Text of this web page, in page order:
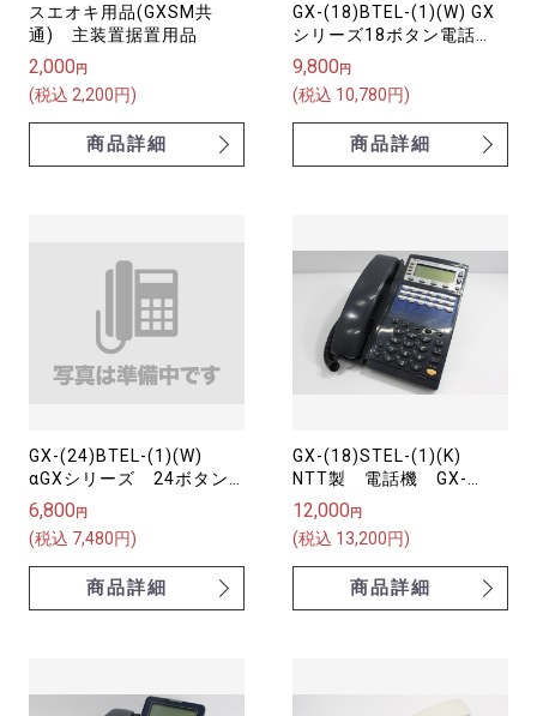
スエオキ用品(GXSM共
通) 主装置据置用品
2,000 円
(税込 2,200円)
商品詳細
GX-(18)BTEL-(1)(W) GX
シリーズ18ボタン電話
機 （バス配線用）
9,800 円
(税込 10,780円)
商品詳細
GX-(24)BTEL-(1)(W)
αGXシリーズ 24ボタン
電話機（バス配線用）
6,800 円
(税込 7,480円)
商品詳細
GX-(18)STEL-(1)(K)
NTT製 電話機 GX-
「18」キー標準スター電
話機-「1」「K」
αGX【中古】
12,000 円
(税込 13,200円)
商品詳細